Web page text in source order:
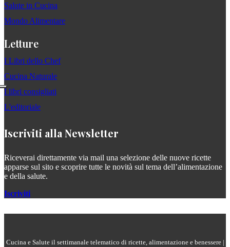
Salute in Cucina
Mondo Alimentare
Letture
I Libri dello Chef
Cucina Naturale
I libri consigliati
L'editoriale
Iscriviti alla Newsletter
Riceverai direttamente via mail una selezione delle nuove ricette
apparse sul sito e scoprire tutte le novità sul tema dell’alimentazione
e della salute.
Iscriviti
Cucina e Salute il settimanale telematico di ricette, alimentazione e benessere |